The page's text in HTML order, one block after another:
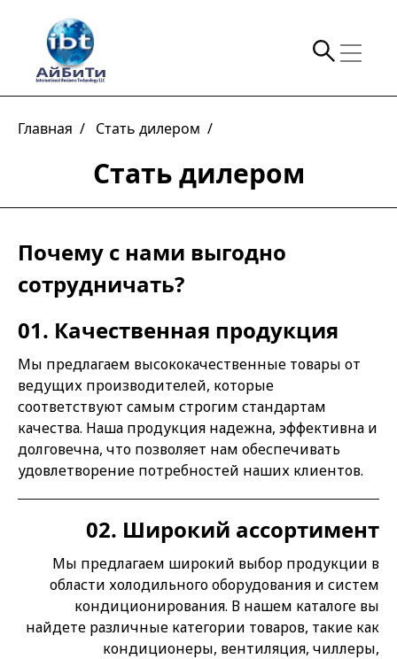
Главная / Стать дилером /
Стать дилером
Почему с нами выгодно
сотрудничать?
01. Качественная продукция
Мы предлагаем высококачественные товары от
ведущих производителей, которые
соответствуют самым строгим стандартам
качества. Наша продукция надежна, эффективна и
долговечна, что позволяет нам обеспечивать
удовлетворение потребностей наших клиентов.
02. Широкий ассортимент
Мы предлагаем широкий выбор продукции в
области холодильного оборудования и систем
кондиционирования. В нашем каталоге вы
найдете различные категории товаров, такие как
кондиционеры, вентиляция, чиллеры,